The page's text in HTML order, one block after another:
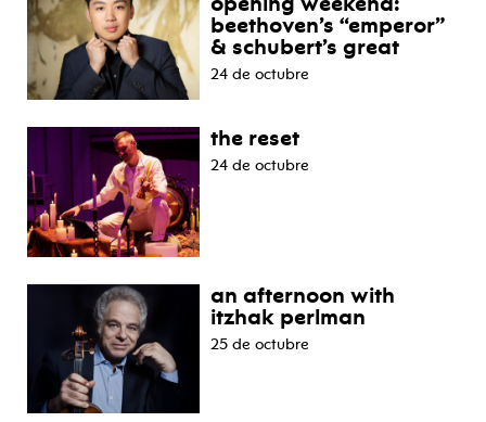
beethoven’s “emperor”
& schubert’s great
24 de octubre
the reset
24 de octubre
an afternoon with
itzhak perlman
25 de octubre